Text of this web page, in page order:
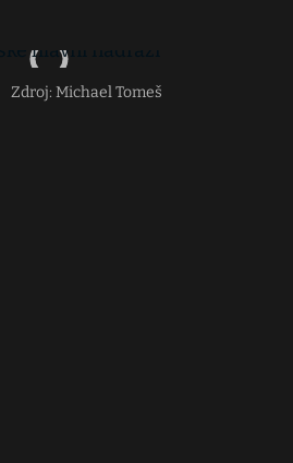
Zdroj: Michael Tomeš